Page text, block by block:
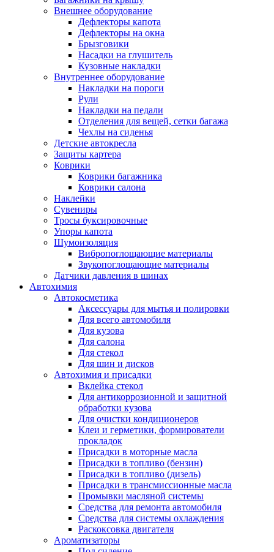
Внешнее оборудование
Дефлекторы капота
Дефлекторы на окна
Брызговики
Насадки на глушитель
Кузовные накладки
Внутреннее оборудование
Накладки на пороги
Рули
Накладки на педали
Отделения для вещей, сетки багажа
Чехлы на сиденья
Детские автокресла
Защиты картера
Коврики
Коврики багажника
Коврики салона
Наклейки
Сувениры
Тросы буксировочные
Упоры капота
Шумоизоляция
Вибропоглощающие материалы
Звукопоглощающие материалы
Датчики давления в шинах
Автохимия
Автокосметика
Аксессуары для мытья и полировки
Для всего автомобиля
Для кузова
Для салона
Для стекол
Для шин и дисков
Автохимия и присадки
Вклейка стекол
Для антикоррозионной и защитной
обработки кузова
Для очистки кондиционеров
Клеи и герметики, формирователи
прокладок
Присадки в моторные масла
Присадки в топливо (бензин)
Присадки в топливо (дизель)
Присадки в трансмиссионные масла
Промывки масляной системы
Средства для ремонта автомобиля
Средства для системы охлаждения
Раскоксовка двигателя
Ароматизаторы